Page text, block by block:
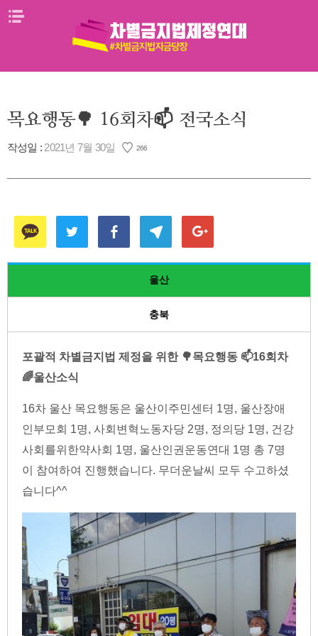
Skip
목요행동🌳 16회차📫 전국소식
작성일 : 2021년 7월 30일 266
울산
충북
포괄적 차별금지법 제정을 위한 🌳목요행동 📫16회차
🌈울산소식
16차 울산 목요행동은 울산이주민센터 1명, 울산장애
인부모회 1명, 사회변혁노동자당 2명, 정의당 1명, 건강
사회를위한약사회 1명, 울산인권운동연대 1명 총 7명
이 참여하여 진행했습니다. 무더운날씨 모두 수고하셨
습니다^^